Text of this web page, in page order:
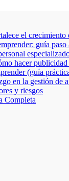
el crecimiento
guía paso
hacer
(guía
en la gestión de
y riesgos
Completa